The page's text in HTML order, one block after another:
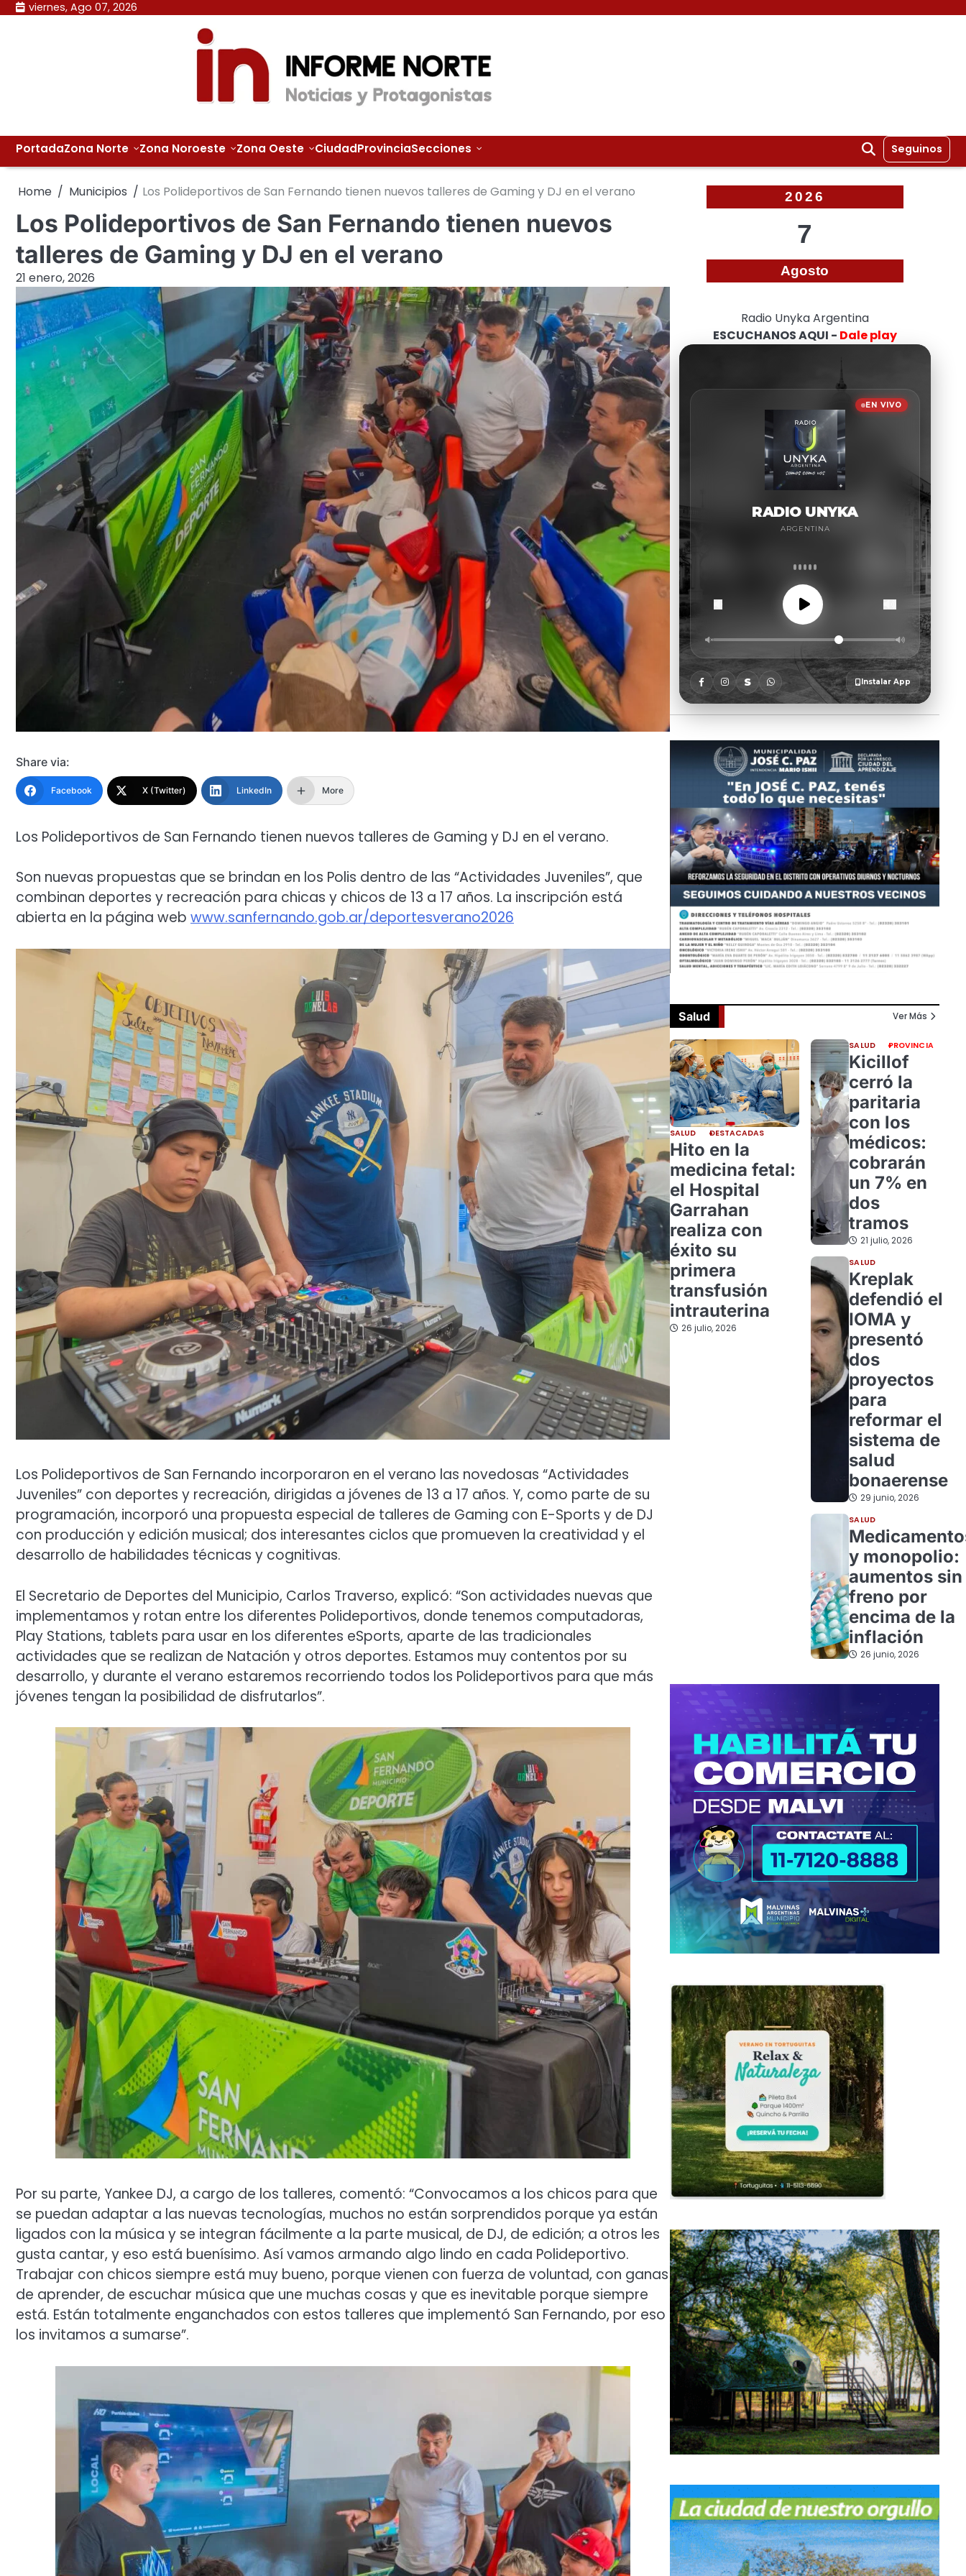
Skip viernes, Ago 07, 2026
PortadaZona Norte Zona Noroeste Zona Oeste CiudadProvinciaSecciones Seguinos
Home Municipios Los Polideportivos de San Fernando tienen nuevos talleres de Gaming y DJ en el verano
Los Polideportivos de San Fernando tienen nuevos
talleres de Gaming y DJ en el verano
21 enero, 2026
Share via:
Facebook X (Twitter) LinkedIn More
Los Polideportivos de San Fernando tienen nuevos talleres de Gaming y DJ en el verano.
Son nuevas propuestas que se brindan en los Polis dentro de las “Actividades Juveniles”, que
combinan deportes y recreación para chicas y chicos de 13 a 17 años. La inscripción está
abierta en la página web www.sanfernando.gob.ar/deportesverano2026
Los Polideportivos de San Fernando incorporaron en el verano las novedosas “Actividades
Juveniles” con deportes y recreación, dirigidas a jóvenes de 13 a 17 años. Y, como parte de su
programación, incorporó una propuesta especial de talleres de Gaming con E-Sports y de DJ
con producción y edición musical; dos interesantes ciclos que promueven la creatividad y el
desarrollo de habilidades técnicas y cognitivas.
El Secretario de Deportes del Municipio, Carlos Traverso, explicó: “Son actividades nuevas que
implementamos y rotan entre los diferentes Polideportivos, donde tenemos computadoras,
Play Stations, tablets para usar en los diferentes eSports, aparte de las tradicionales
actividades que se realizan de Natación y otros deportes. Estamos muy contentos por su
desarrollo, y durante el verano estaremos recorriendo todos los Polideportivos para que más
jóvenes tengan la posibilidad de disfrutarlos”.
Por su parte, Yankee DJ, a cargo de los talleres, comentó: “Convocamos a los chicos para que
se puedan adaptar a las nuevas tecnologías, muchos no están sorprendidos porque ya están
ligados con la música y se integran fácilmente a la parte musical, de DJ, de edición; a otros les
gusta cantar, y eso está buenísimo. Así vamos armando algo lindo en cada Polideportivo.
Trabajar con chicos siempre está muy bueno, porque vienen con fuerza de voluntad, con ganas
de aprender, de escuchar música que une muchas cosas y que es inevitable porque siempre
está. Están totalmente enganchados con estos talleres que implementó San Fernando, por eso
los invitamos a sumarse”.
2026
7
Agosto
Radio Unyka Argentina
ESCUCHANOS AQUI - Dale play
Salud Ver Más
SALUD DESTACADAS
Hito en la
medicina fetal:
el Hospital
Garrahan
realiza con
éxito su
primera
transfusión
intrauterina
26 julio, 2026
SALUD PROVINCIA
Kicillof
cerró la
paritaria
con los
médicos:
cobrarán
un 7% en
dos
tramos
21 julio, 2026
SALUD
Kreplak
defendió el
IOMA y
presentó
dos
proyectos
para
reformar el
sistema de
salud
bonaerense
29 junio, 2026
SALUD
y monopolio:
aumentos sin
freno por
encima de la
inflación
26 junio, 2026